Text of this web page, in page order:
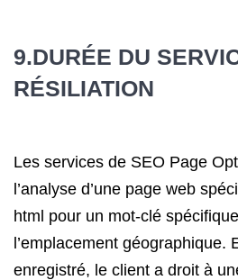
9.DURÉE DU
RÉSILIATION
Les services de SEO Page
l’analyse d’une page web
html pour un mot-clé
l’emplacement géographique.
enregistré, le client a droit à